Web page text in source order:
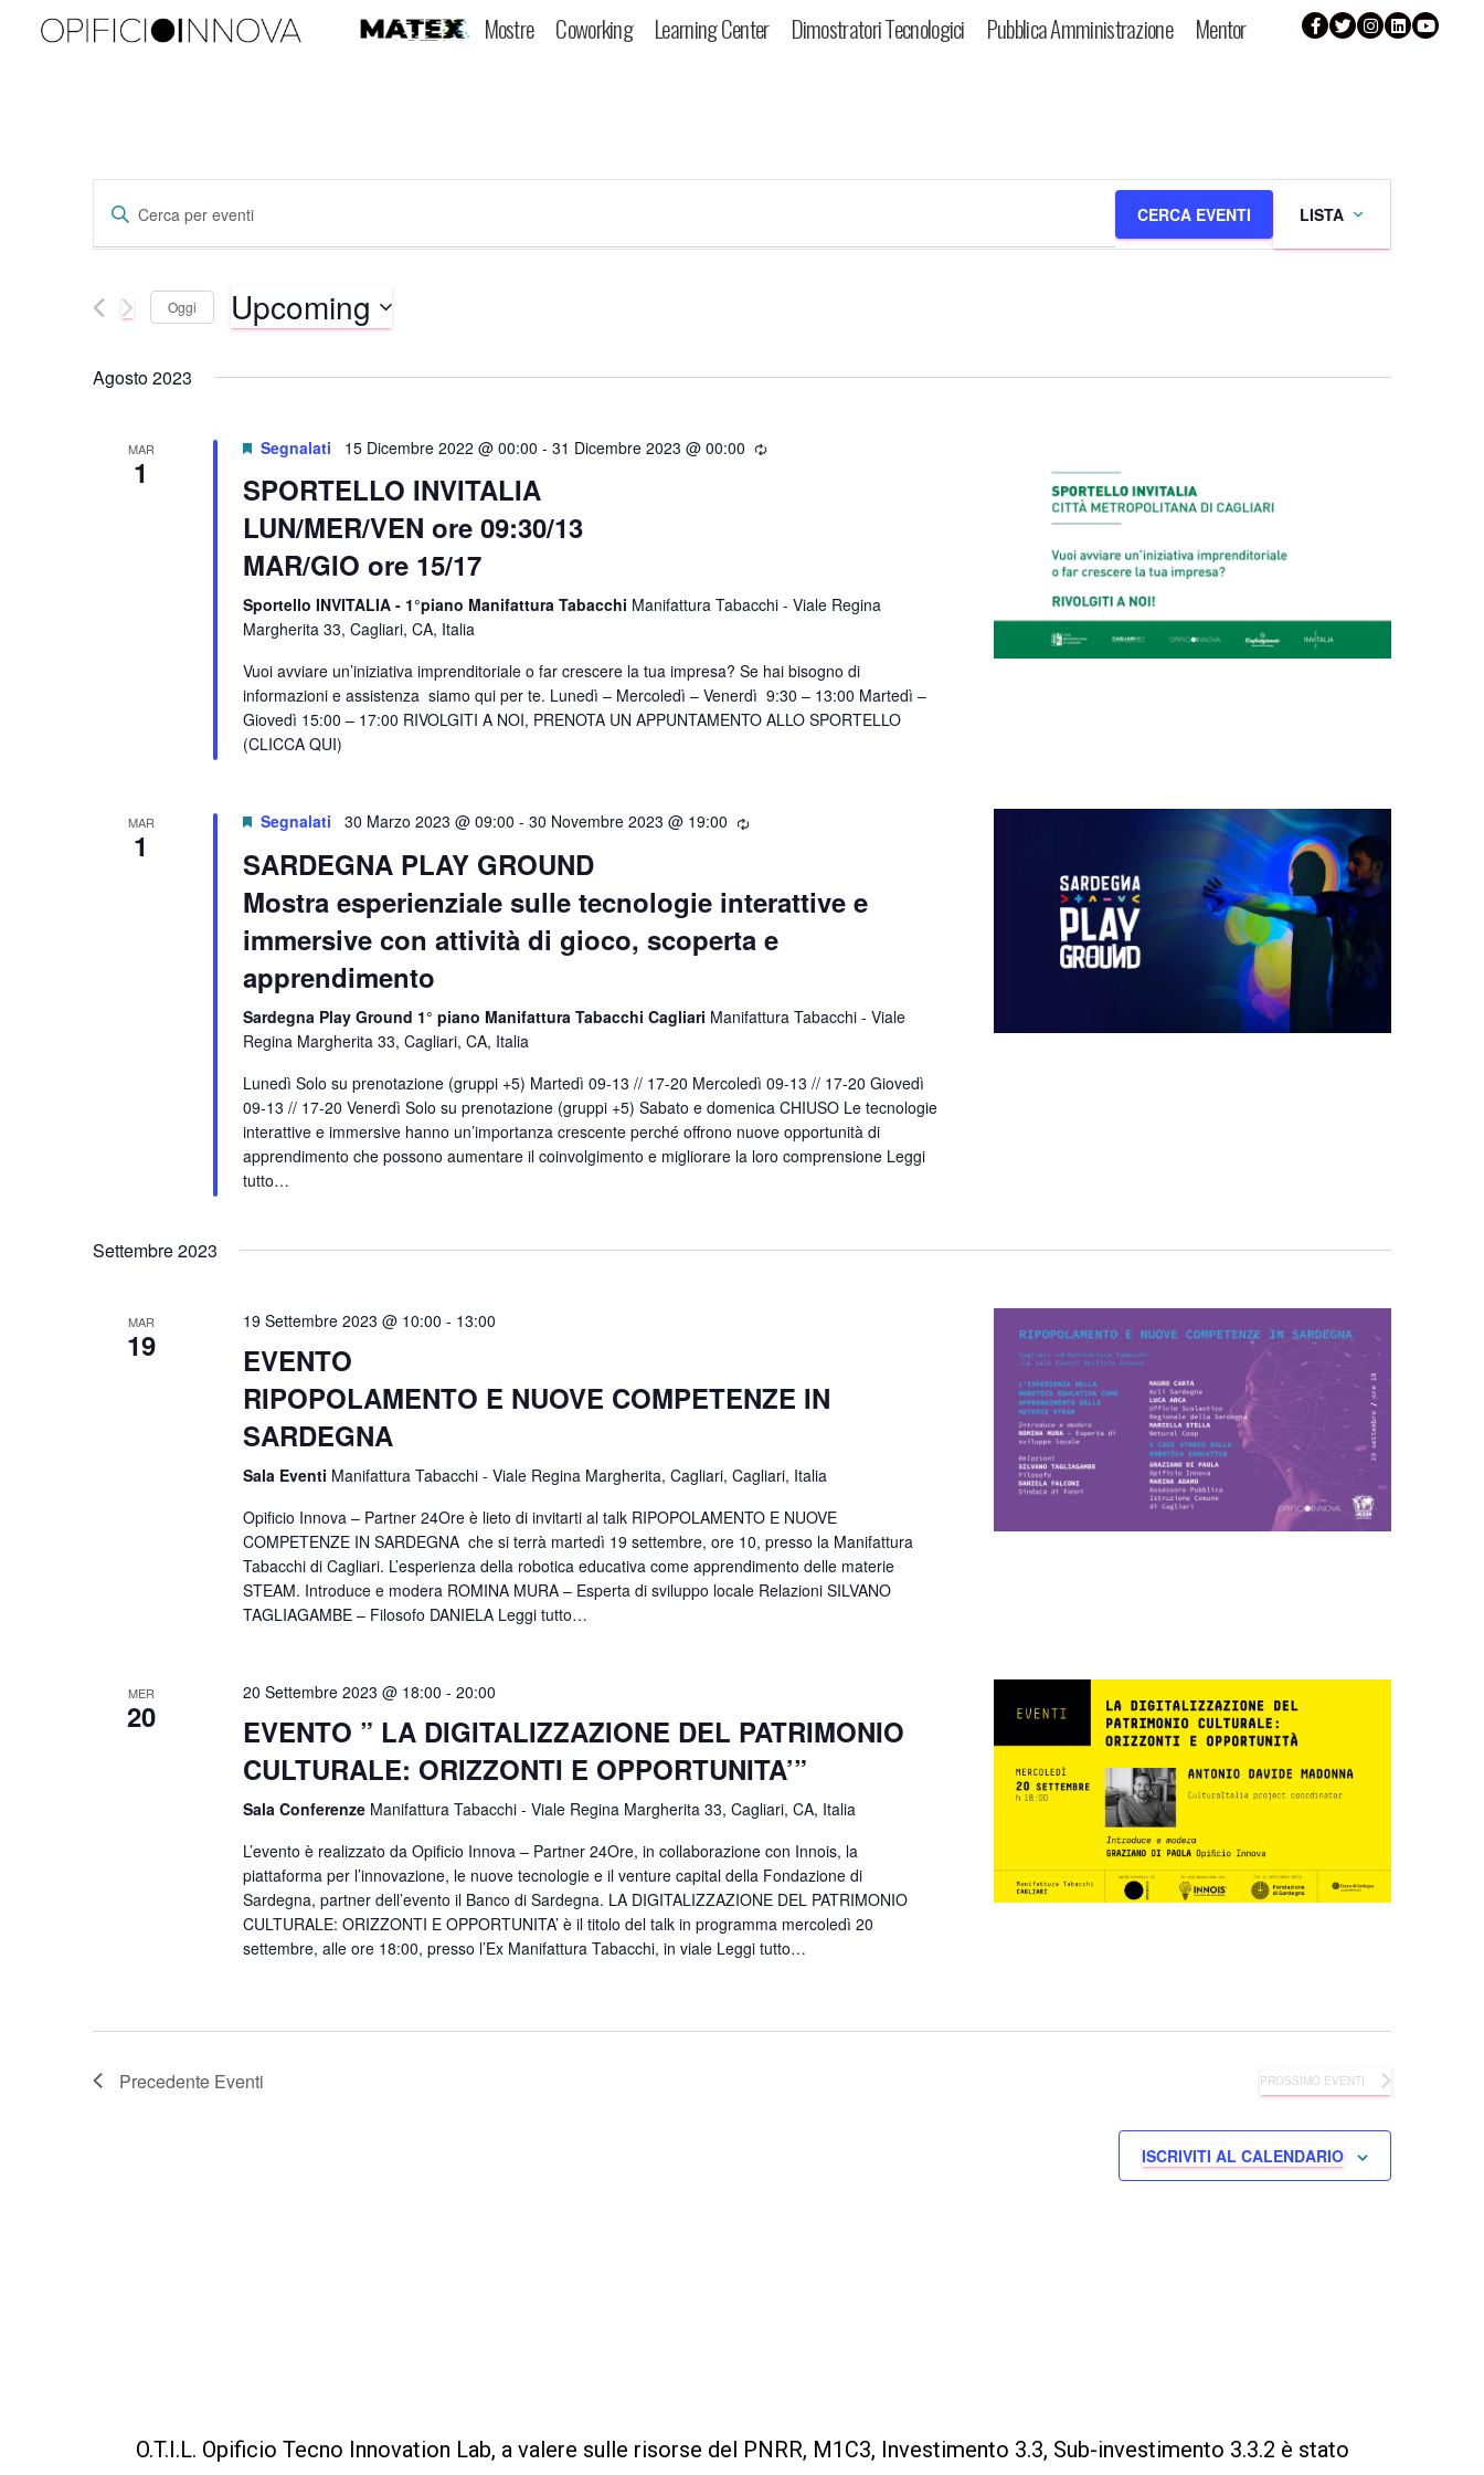
Mostre Coworking Learning Center Dimostratori Tecnologici Pubblica Amministrazione Mentor
Eventi
Navigazione
Inserisci
Parola
Chiave.
Eventi
Chiave.
CERCA EVENTI
Evento
Viste
LISTA
Oggi Upcoming
Agosto 2023
MAR
1
Segnalati 15 Dicembre 2022 @ 00:00 - 31 Dicembre 2023 @ 00:00
SPORTELLO INVITALIA
LUN/MER/VEN ore 09:30/13
MAR/GIO ore 15/17
Sportello INVITALIA - 1°piano Manifattura Tabacchi Manifattura Tabacchi - Viale Regina
Margherita 33, Cagliari, CA, Italia
Vuoi avviare un’iniziativa imprenditoriale o far crescere la tua impresa? Se hai bisogno di
informazioni e assistenza siamo qui per te. Lunedì – Mercoledì – Venerdì 9:30 – 13:00 Martedì –
Giovedì 15:00 – 17:00 RIVOLGITI A NOI, PRENOTA UN APPUNTAMENTO ALLO SPORTELLO
(CLICCA QUI)
MAR
1
Segnalati 30 Marzo 2023 @ 09:00 - 30 Novembre 2023 @ 19:00
SARDEGNA PLAY GROUND
Mostra esperienziale sulle tecnologie interattive e
immersive con attività di gioco, scoperta e
apprendimento
Sardegna Play Ground 1° piano Manifattura Tabacchi Cagliari Manifattura Tabacchi - Viale
Regina Margherita 33, Cagliari, CA, Italia
Lunedì Solo su prenotazione (gruppi +5) Martedì 09-13 // 17-20 Mercoledì 09-13 // 17-20 Giovedì
09-13 // 17-20 Venerdì Solo su prenotazione (gruppi +5) Sabato e domenica CHIUSO Le tecnologie
interattive e immersive hanno un’importanza crescente perché offrono nuove opportunità di
apprendimento che possono aumentare il coinvolgimento e migliorare la loro comprensioneLeggi
tutto…
Settembre 2023
MAR
19
19 Settembre 2023 @ 10:00 - 13:00
EVENTO
RIPOPOLAMENTO E NUOVE COMPETENZE IN
SARDEGNA
Sala Eventi Manifattura Tabacchi - Viale Regina Margherita, Cagliari, Cagliari, Italia
Opificio Innova – Partner 24Ore è lieto di invitarti al talk RIPOPOLAMENTO E NUOVE
COMPETENZE IN SARDEGNA che si terrà martedì 19 settembre, ore 10, presso la Manifattura
Tabacchi di Cagliari. L’esperienza della robotica educativa come apprendimento delle materie
STEAM. Introduce e modera ROMINA MURA – Esperta di sviluppo locale Relazioni SILVANO
TAGLIAGAMBE – Filosofo DANIELALeggi tutto…
MER
20
20 Settembre 2023 @ 18:00 - 20:00
EVENTO ” LA DIGITALIZZAZIONE DEL PATRIMONIO
CULTURALE: ORIZZONTI E OPPORTUNITA’”
Sala Conferenze Manifattura Tabacchi - Viale Regina Margherita 33, Cagliari, CA, Italia
L’evento è realizzato da Opificio Innova – Partner 24Ore, in collaborazione con Innois, la
piattaforma per l’innovazione, le nuove tecnologie e il venture capital della Fondazione di
Sardegna, partner dell’evento il Banco di Sardegna. LA DIGITALIZZAZIONE DEL PATRIMONIO
CULTURALE: ORIZZONTI E OPPORTUNITA’ è il titolo del talk in programma mercoledì 20
settembre, alle ore 18:00, presso l’Ex Manifattura Tabacchi, in vialeLeggi tutto…
Precedente Eventi PROSSIMO EVENTI
ISCRIVITI AL CALENDARIO
O.T.I.L. Opificio Tecno Innovation Lab, a valere sulle risorse del PNRR, M1C3, Investimento 3.3, Sub-investimento 3.3.2 è stato